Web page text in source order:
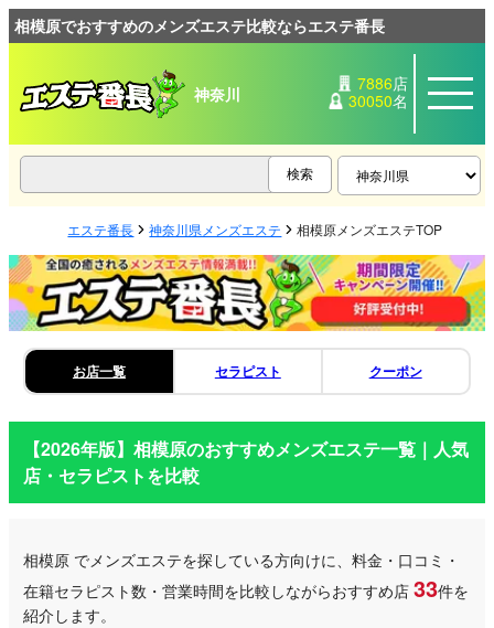
相模原でおすすめのメンズエステ比較ならエステ番長
神奈川 7886店
30050名
エステ番長 神奈川県メンズエステ 相模原メンズエステTOP
お店一覧 セラピスト クーポン
【2026年版】相模原のおすすめメンズエステ一覧｜人気
店・セラピストを比較
相模原 でメンズエステを探している方向けに、料金・口コミ・
在籍セラピスト数・営業時間を比較しながらおすすめ店33件を
紹介します。